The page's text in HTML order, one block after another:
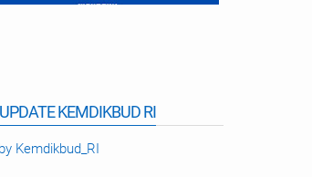
KEMDIKBUD RI
Kemdikbud_RI